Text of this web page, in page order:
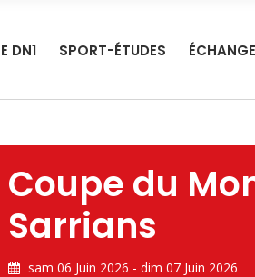
DN1 SPORT-ÉTUDES
Coupe du
Sarrians
sam 06 Juin 2026 - dim 07 Juin 2026